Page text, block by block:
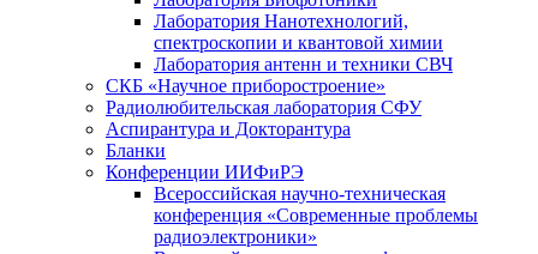
Лаборатория Нанотехнологий,
спектроскопии и квантовой химии
Лаборатория антенн и техники СВЧ
СКБ «Научное приборостроение»
Радиолюбительская лаборатория СФУ
Аспирантура и Докторантура
Бланки
Конференции ИИФиРЭ
Всероссийская научно-техническая
конференция «Современные проблемы
радиоэлектроники»